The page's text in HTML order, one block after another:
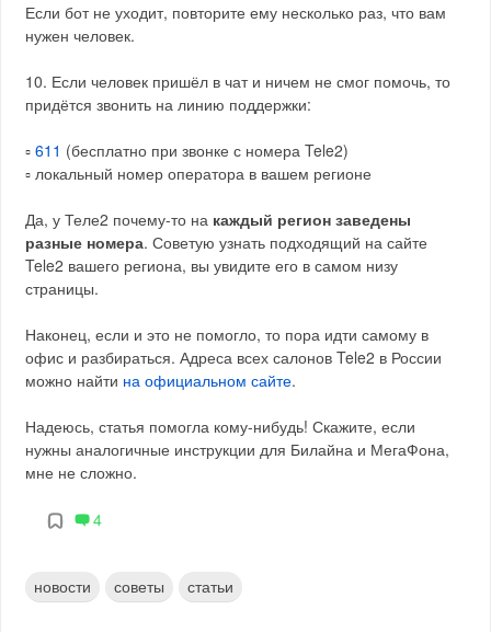
Если бот не уходит, повторите ему несколько раз, что вам
нужен человек.
10. Если человек пришёл в чат и ничем не смог помочь, то
придётся звонить на линию поддержки:
▫611 (бесплатно при звонке с номера Tele2)
▫ локальный номер оператора в вашем регионе
Да, у Теле2 почему-то на каждый регион заведены
разные номера. Советую узнать подходящий на сайте
Tele2 вашего региона, вы увидите его в самом низу
страницы.
Наконец, если и это не помогло, то пора идти самому в
офис и разбираться. Адреса всех салонов Tele2 в России
можно найти на официальном сайте.
Надеюсь, статья помогла кому-нибудь! Скажите, если
нужны аналогичные инструкции для Билайна и МегаФона,
мне не сложно.
4
новости советы статьи